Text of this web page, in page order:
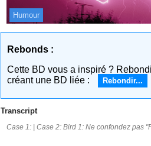
Humour
Rebonds :
Cette BD vous a inspiré ?
créant une BD liée :
Rebondir...
Transcript
Case 1: | Case 2: Bird 1: Ne confondez pas